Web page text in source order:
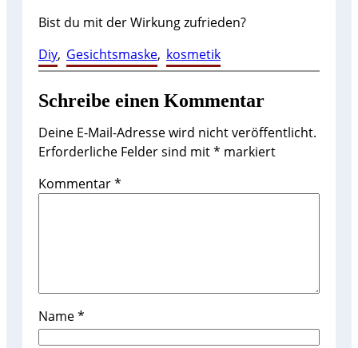
Bist du mit der Wirkung zufrieden?
Diy, Gesichtsmaske, kosmetik
Schreibe einen Kommentar
Deine E-Mail-Adresse wird nicht veröffentlicht.
Erforderliche Felder sind mit* markiert
Kommentar*
Name*